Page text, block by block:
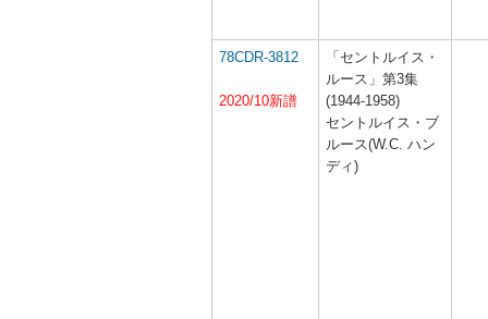
78CDR-3812
2020/10新譜
「セントルイス・
ルース」第3集
(1944-1958)
セントルイス・ブ
ルース(W.C. ハン
ディ)